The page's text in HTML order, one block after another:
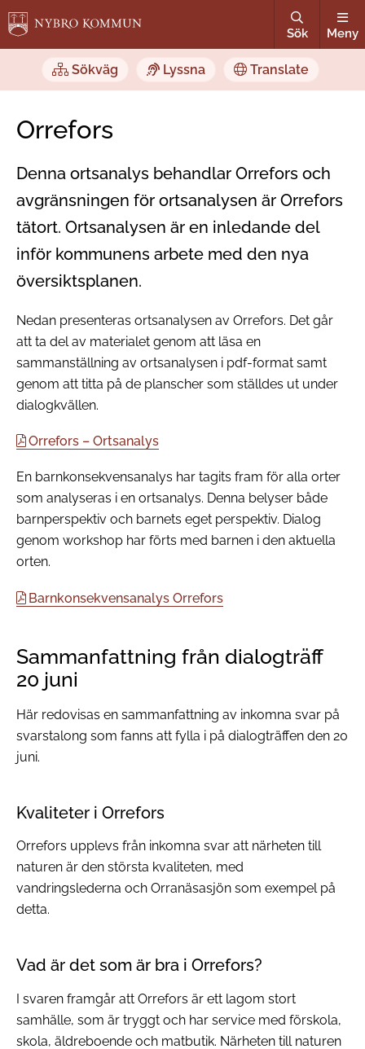
Sök Meny
Sökväg Lyssna Translate
Orrefors
Denna ortsanalys behandlar Orrefors och
avgränsningen för ortsanalysen är Orrefors
tätort. Ortsanalysen är en inledande del
inför kommunens arbete med den nya
översiktsplanen.
Nedan presenteras ortsanalysen av Orrefors. Det går
att ta del av materialet genom att läsa en
sammanställning av ortsanalysen i pdf-format samt
genom att titta på de planscher som ställdes ut under
dialogkvällen.
Orrefors – Ortsanalys
En barnkonsekvensanalys har tagits fram för alla orter
som analyseras i en ortsanalys. Denna belyser både
barnperspektiv och barnets eget perspektiv. Dialog
genom workshop har förts med barnen i den aktuella
orten.
Barnkonsekvensanalys Orrefors
Sammanfattning från dialogträff
20 juni
Här redovisas en sammanfattning av inkomna svar på
svarstalong som fanns att fylla i på dialogträffen den 20
juni.
Kvaliteter i Orrefors
Orrefors upplevs från inkomna svar att närheten till
naturen är den största kvaliteten, med
vandringslederna och Orranäsasjön som exempel på
detta.
Vad är det som är bra i Orrefors?
I svaren framgår att Orrefors är ett lagom stort
samhälle, som är tryggt och har service med förskola,
skola, äldreboende och matbutik. Närheten till naturen